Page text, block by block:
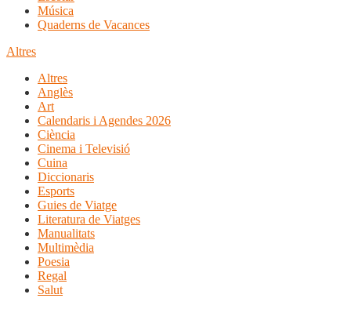
Música
Quaderns de Vacances
Altres
Altres
Anglès
Art
Calendaris i Agendes 2026
Ciència
Cinema i Televisió
Cuina
Diccionaris
Esports
Guies de Viatge
Literatura de Viatges
Manualitats
Multimèdia
Poesia
Regal
Salut